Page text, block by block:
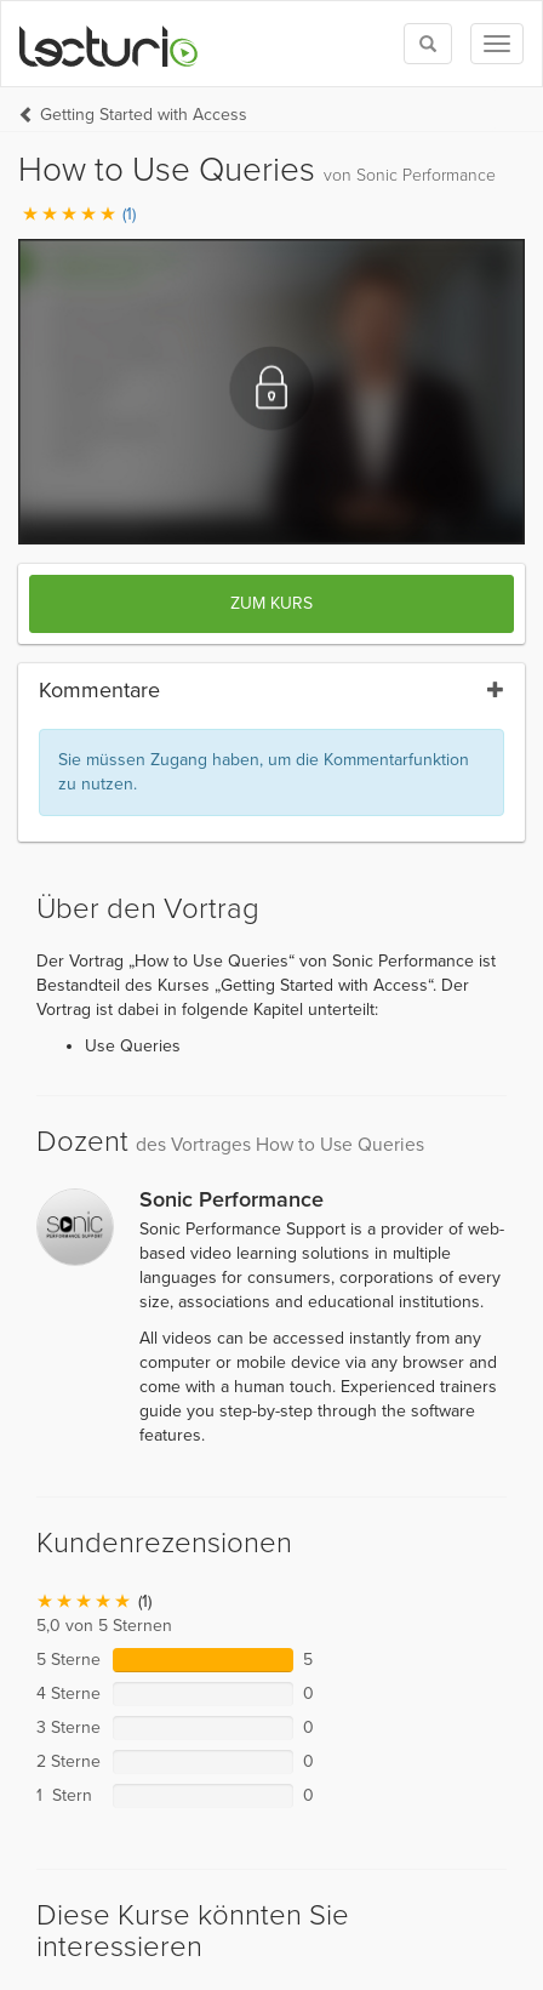
Toggle
search
Getting Started with Access
How to Use Queries von Sonic Performance
(1)
ZUM KURS
Kommentare
Sie müssen Zugang haben, um die Kommentarfunktion
zu nutzen.
Über den Vortrag
Der Vortrag „How to Use Queries“ von Sonic Performance ist
Bestandteil des Kurses „Getting Started with Access“. Der
Vortrag ist dabei in folgende Kapitel unterteilt:
Use Queries
Dozent des Vortrages How to Use Queries
Sonic Performance
Sonic Performance Support is a provider of web-
based video learning solutions in multiple
languages for consumers, corporations of every
size, associations and educational institutions.
All videos can be accessed instantly from any
computer or mobile device via any browser and
come with a human touch. Experienced trainers
guide you step-by-step through the software
features.
Kundenrezensionen
(1)
5,0 von 5 Sternen
5 Sterne
5
4 Sterne
0
3 Sterne
0
2 Sterne
0
1 Stern
0
Diese Kurse könnten Sie
interessieren